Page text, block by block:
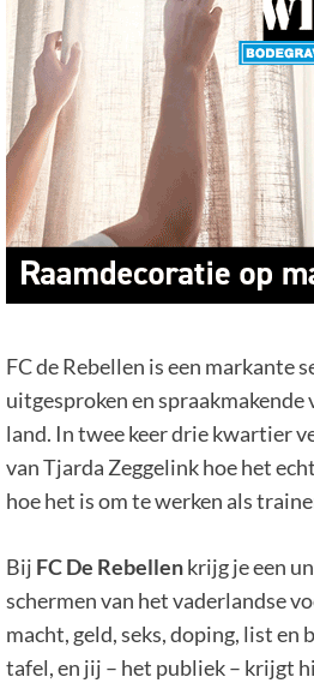
FC de Rebellen is een markante
uitgesproken en
land. In twee keer drie kwartier
van Tjarda Zeggelink hoe het
hoe het is om te werken als
Bij FC De Rebellenkrijg je een
schermen van het vaderlandse
macht, geld, seks, doping, list en
tafel, en jij – het publiek – krijgt